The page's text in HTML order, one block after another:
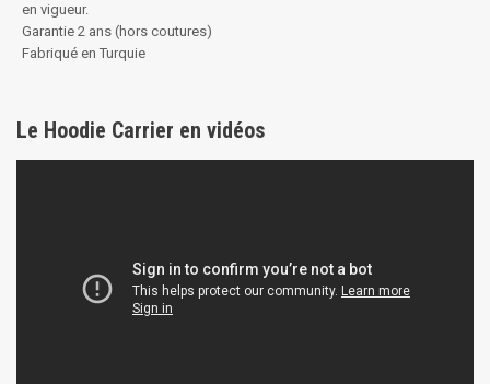
en vigueur.
Garantie 2 ans (hors coutures)
Fabriqué en Turquie
Le Hoodie Carrier en vidéos